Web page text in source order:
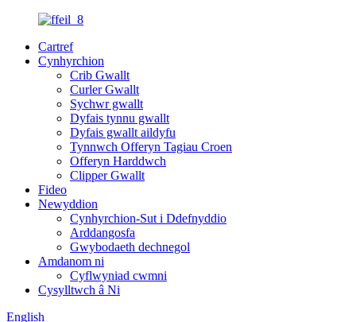
Cartref
Cynhyrchion
Crib Gwallt
Curler Gwallt
Sychwr gwallt
Dyfais tynnu gwallt
Dyfais gwallt aildyfu
Tynnwch Offeryn Tagiau Croen
Offeryn Harddwch
Clipper Gwallt
Fideo
Newyddion
Cynhyrchion-Sut i Ddefnyddio
Arddangosfa
Gwybodaeth dechnegol
Amdanom ni
Cyflwyniad cwmni
Cysylltwch â Ni
English